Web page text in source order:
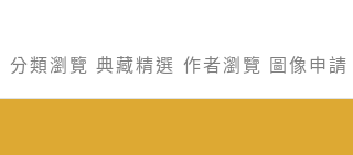
分類瀏覽 典藏精選 作者瀏覽 圖像申請